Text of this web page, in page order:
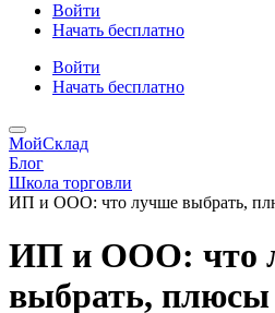
Войти
Начать бесплатно
Войти
Начать бесплатно
МойСклад
Блог
Школа торговли
ИП и ООО: что лучше выбрать,
ИП и ООО: что
выбрать,